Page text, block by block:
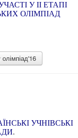
У ІІ ЕТАПІ
ОЛІМПІАД
УЧНІВСЬКІ
.